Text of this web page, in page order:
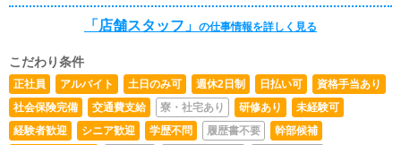
ます。■清掃・備品管理快適にお過ごしいただくため、店
内の清掃や備品の管理・補充を行っていただきます。■企
があります。【新規お客様の増加】【お客様のリピート向
上】【キャスト入店数の増加】など、売上UPに繋がる施
策の提案を行っていただきます。まずは店舗スタッフとし
て、ステップアップを考えています！その後適切な評価の
もと昇給昇格し、現場を管理する立場になるキャリアもあ
つでも』当てはまればOK！・高卒以上歓迎・大卒以上歓
迎・四大卒以上歓迎・運転免許をお持ちの方◎未経験でも
イバー／アルバイト（業務委託）】★同時募集！★・普通
自動車運転免許をお持ちの方・20歳以上の方・皆さん平
均的に６時間から８時間勤務して頂いてます・同乗者対象
の保険加入済み・4ドアの自家用車をお持ちの方・安全運
転ができる方・責任感を持って業務に取り組める方・学
「店舗スタッフ」 の仕事情報を詳しく見る
こだわり条件
正社員 アルバイト 土日のみ可 週休2日制 日払い可
資格手当あり
社会保険完備
交通費支給 寮・社宅あり 研修あり
未経験可
経験者歓迎
シニア歓迎 学歴不問 履歴書不要
幹部候補